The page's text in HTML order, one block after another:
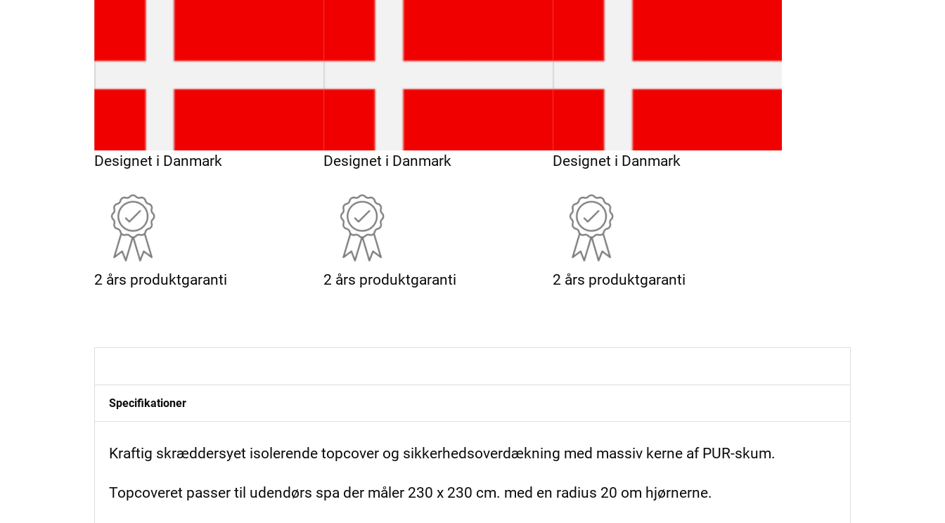
Designet i Danmark
2 års produktgaranti
Designet i Danmark
2 års produktgaranti
Designet i Danmark
2 års produktgaranti
Specifikationer
Kraftig skræddersyet isolerende topcover og sikkerhedsoverdækning med massiv kerne af PUR-skum.
Topcoveret passer til udendørs spa der måler 230 x 230 cm. med en radius 20 om hjørnerne.